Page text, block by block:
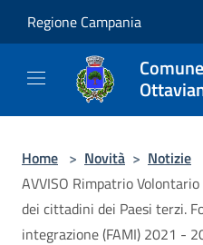
Regione Campania
Home > Novità > Notizie
AVVISO Rimpatrio
dei cittadini dei Paesi terzi.
integrazione (FAMI) 2021 -